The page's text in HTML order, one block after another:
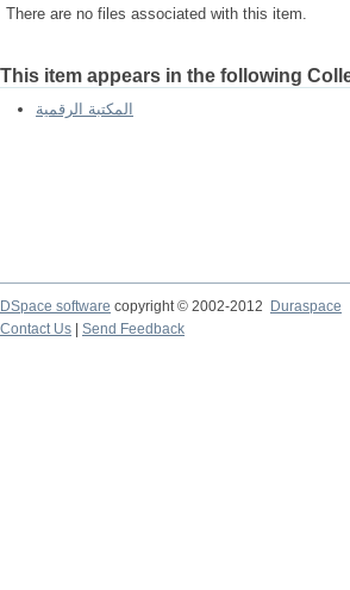
There are no files associated with this item.
This item appears in the following
المكتبة الرقمية
DSpace software copyright © 2002-2012
Duraspace
Contact Us
Send Feedback